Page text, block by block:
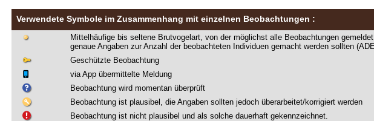
Verwendete Symbole im Zusammenhang mit einzelnen Beobachtungen :
Mittelhäufige bis seltene Brutvogelart, von der möglichst alle Beobachtungen
genaue Angaben zur Anzahl der beobachteten Individuen gemacht werden sollten
Geschützte Beobachtung
via App übermittelte Meldung
Beobachtung wird momentan überprüft
Beobachtung ist plausibel, die Angaben sollten jedoch überarbeitet/korrigiert werden
Beobachtung ist nicht plausibel und als solche dauerhaft gekennzeichnet.